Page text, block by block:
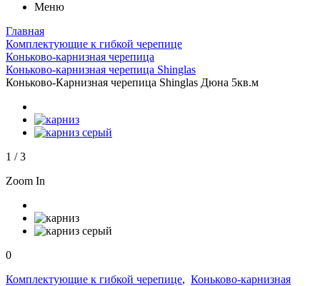
Меню
Главная
Комплектующие к гибкой черепице
Коньково-карнизная черепица
Коньково-карнизная черепица Shinglas
Коньково-Карнизная черепица Shinglas Дюна 5кв.м
1 /3
Zoom In
0
Комплектующие к гибкой черепице, Коньково-карнизная